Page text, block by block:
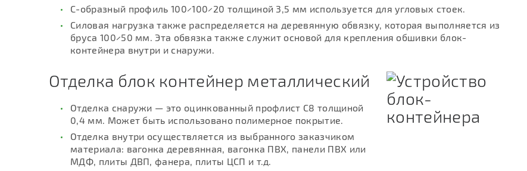
С-образный профиль 100×100×20 толщиной 3,5 мм используется для угловых стоек.
Силовая нагрузка также распределяется на деревянную обвязку, которая выполняется из
бруса 100×50 мм. Эта обвязка также служит основой для крепления обшивки блок-
контейнера внутри и снаружи.
Отделка блок контейнер металлический
Отделка снаружи — это оцинкованный профлист С8 толщиной
0,4 мм. Может быть использовано полимерное покрытие.
Отделка внутри осуществляется из выбранного заказчиком
материала: вагонка деревянная, вагонка ПВХ, панели ПВХ или
МДФ, плиты ДВП, фанера, плиты ЦСП и т.д.